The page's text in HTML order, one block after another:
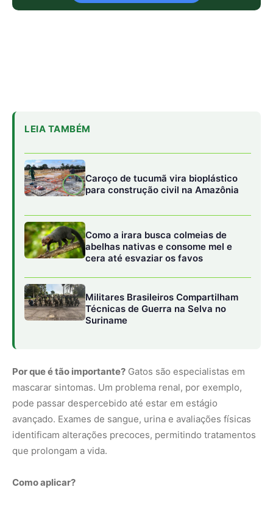
LEIA TAMBÉM
Caroço de tucumã vira bioplástico
para construção civil na Amazônia
Como a irara busca colmeias de
abelhas nativas e consome mel e
cera até esvaziar os favos
Militares Brasileiros Compartilham
Técnicas de Guerra na Selva no
Suriname
Por que é tão importante? Gatos são especialistas em
mascarar sintomas. Um problema renal, por exemplo,
pode passar despercebido até estar em estágio
avançado. Exames de sangue, urina e avaliações físicas
identificam alterações precoces, permitindo tratamentos
que prolongam a vida.
Como aplicar?